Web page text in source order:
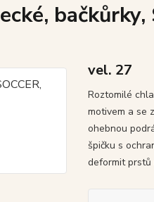
vel. 27
Roztomilé
motivem a se
ohebnou
špičku s
deformit prstů